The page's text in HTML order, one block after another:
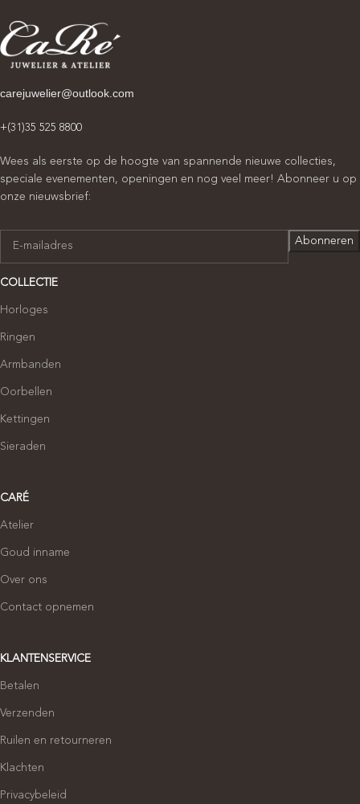
carejuwelier@outlook.com
+(31)35 525 8800
Wees als eerste op de hoogte van spannende nieuwe collecties,
speciale evenementen, openingen en nog veel meer! Abonneer u op
onze nieuwsbrief:
COLLECTIE
Horloges
Ringen
Armbanden
Oorbellen
Kettingen
Sieraden
CARÉ
Atelier
Goud inname
Over ons
Contact opnemen
KLANTENSERVICE
Betalen
Verzenden
Ruilen en retourneren
Klachten
Privacybeleid